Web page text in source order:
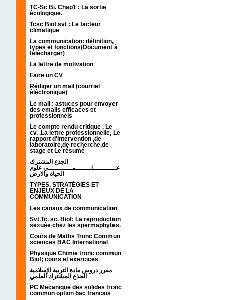
TC-Sc Bi. Chap1 : La sortie
écologique.
Tcsc Biof svt : Le facteur
climatique
La communication: définition,
types et fonctions(Document à
télécharger)
La lettre de motivation
Faire un CV
Rédiger un mail (courriel
éléctronique)
Le mail : astuces pour envoyer
des emails efficaces et
professionnels
Le compte rendu critique , Le
cv, ,La lettre professionnelle, Le
rapport d'intervention ,de
laboratoire,de recherche,de
stage et Le résumé
الجذع المشترك
عـــــــــــلــــــــمــــــــــــي علوم
الحياة والارض
TYPES, STRATÉGIES ET
ENJEUX DE LA
COMMUNICATION
Les canaux de communication
Svt.Tc. sc. Biof: La reproduction
sexuée chez les spermaphytes.
Cours de Maths Tronc Commun
sciences BAC International
Physique Chimie tronc commun
Biof; cours et exercices
مقرر دروس مادة التربية الإسلامية
الجذع المشترك العلمي
PC Mecanique des solides tronc
commun option bac francais